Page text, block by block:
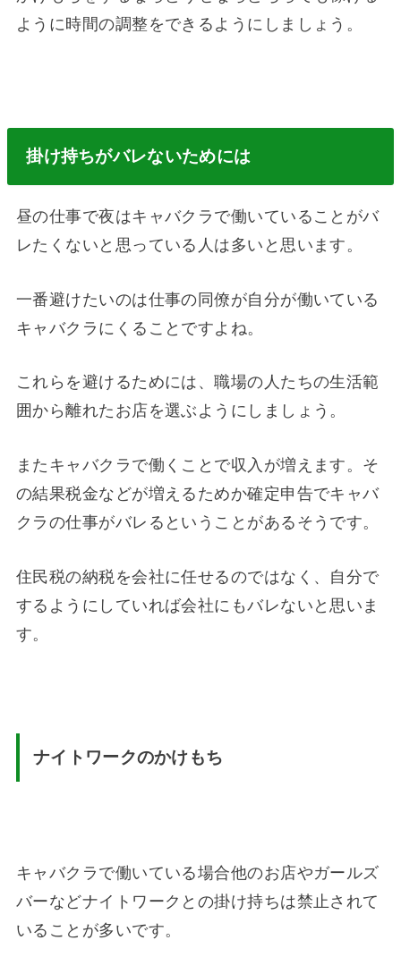
ように時間の調整をできるようにしましょう。
掛け持ちがバレないためには
昼の仕事で夜はキャバクラで働いていることがバ
レたくないと思っている人は多いと思います。
一番避けたいのは仕事の同僚が自分が働いている
キャバクラにくることですよね。
これらを避けるためには、職場の人たちの生活範
囲から離れたお店を選ぶようにしましょう。
またキャバクラで働くことで収入が増えます。そ
の結果税金などが増えるためか確定申告でキャバ
クラの仕事がバレるということがあるそうです。
住民税の納税を会社に任せるのではなく、自分で
するようにしていれば会社にもバレないと思いま
す。
ナイトワークのかけもち
キャバクラで働いている場合他のお店やガールズ
バーなどナイトワークとの掛け持ちは禁止されて
いることが多いです。